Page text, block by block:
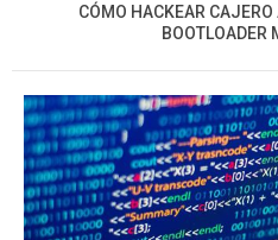
CÓMO HACKEAR
BOOTLOADER